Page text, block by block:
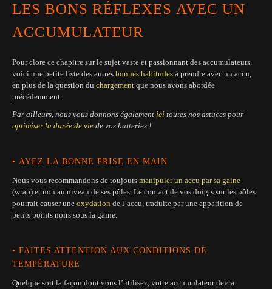
LES BONS RÉFLEXES AVEC UN
ACCUMULATEUR
Pour clore ce chapitre sur le sujet vaste et passionnant des accumulateurs,
voici une petite liste des autres bonnes habitudes à prendre avec un accu,
en plus de la question du chargement que nous avons abordée
précédemment.
Par ailleurs, nous vous donnons également ici toutes nos astuces pour
optimiser la durée de vie de vos batteries !
• AYEZ LA BONNE PRISE EN MAIN
Nous vous recommandons de toujours manipuler un accu par sa gaine
(wrap) et non au niveau de ses pôles. Le contact de vos doigts sur les pôles
pourrait causer une oxydation de l’accu, traduite par une apparition de
petits points noirs sous la gaine.
• FAITES ATTENTION AUX CONDITIONS DE
TEMPÉRATURE
Quelque soit la façon dont vous l’utilisez, votre accumulateur devra